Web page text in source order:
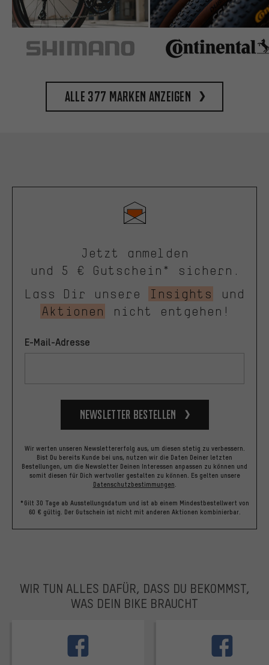
Alle 377 Marken anzeigen
Jetzt anmelden
und 5 € Gutschein* sichern.
Lass Dir unsere
Insights
und
Aktionen
nicht entgehen!
E-Mail-Adresse
Newsletter bestellen
Wir werten unseren Newslettererfolg aus, um diesen stetig zu verbessern.
Bist Du bereits Kunde bei uns, nutzen wir die Daten Deiner letzten
Bestellungen, um die Newsletter Deinen Interessen anpassen zu können und
somit diesen für Dich wertvoller gestalten zu können. Es gelten unsere
Datenschutzbestimmungen.
*Gilt 30 Tage ab Ausstellungsdatum und ist ab einem Mindestbestellwert von
60 € gültig. Der Gutschein ist nicht mit anderen Aktionen kombinierbar.
WIR TUN ALLES DAFÜR, DASS DU BEKOMMST,
WAS DEIN BIKE BRAUCHT